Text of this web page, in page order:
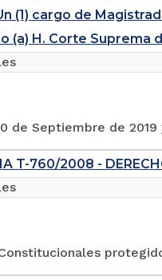
(1) cargo de
(a) H. Corte Suprema
de Septiembre de 2019
T-760/2008 -